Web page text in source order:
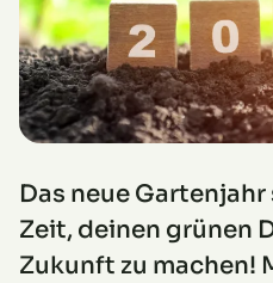
Das neue
Zeit, deinen grünen
Zukunft zu machen!